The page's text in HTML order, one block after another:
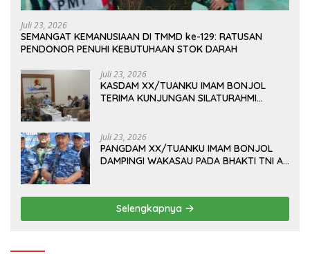
Juli 23, 2026
SEMANGAT KEMANUSIAAN DI TMMD ke-129: RATUSAN
PENDONOR PENUHI KEBUTUHAAN STOK DARAH
Juli 23, 2026
KASDAM XX/TUANKU IMAM BONJOL
TERIMA KUNJUNGAN SILATURAHMI
Juli 23, 2026
PANGDAM XX/TUANKU IMAM BONJOL
DAMPINGI WAKASAU PADA BHAKTI TNI AU
Selengkapnya